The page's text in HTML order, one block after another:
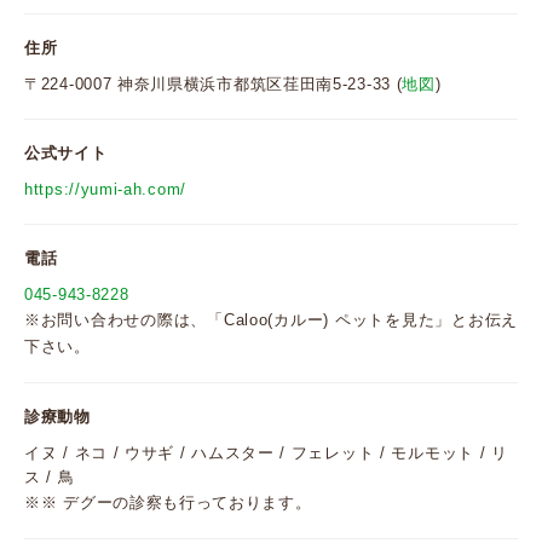
住所
〒224-0007 神奈川県横浜市都筑区荏田南5-23-33 (地図)
公式サイト
https://yumi-ah.com/
電話
045-943-8228
※お問い合わせの際は、「Caloo(カルー) ペットを見た」とお伝え
下さい。
診療動物
イヌ / ネコ / ウサギ / ハムスター / フェレット / モルモット / リ
ス / 鳥
※※ デグーの診察も行っております。